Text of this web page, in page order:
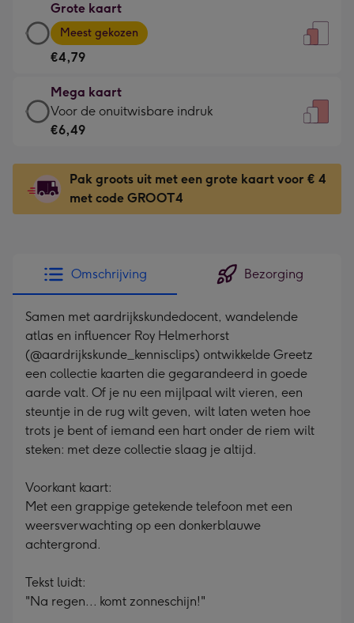
€3,49
-
Voor
kleine
gelukwens
-
120
x
160
mm
Grote kaart
Grote
kaart
-
€4,79
-
Meest
gekozen
Dimensions:
167
x
Meest gekozen
€4,79
Mega kaart
Mega
kaart
€6,49
-
Voor
-
Dimensions:
241
x
333
mm
Voor de onuitwisbare indruk
€6,49
Pak groots uit met een grote kaart voor € 4
met code GROOT4
Omschrijving Bezorging
Samen met aardrijkskundedocent, wandelende
atlas en influencer Roy Helmerhorst
(@aardrijkskunde_kennisclips) ontwikkelde Greetz
een collectie kaarten die gegarandeerd in goede
aarde valt. Of je nu een mijlpaal wilt vieren, een
steuntje in de rug wilt geven, wilt laten weten hoe
trots je bent of iemand een hart onder de riem wilt
steken: met deze collectie slaag je altijd.
Voorkant kaart:
Met een grappige getekende telefoon met een
weersverwachting op een donkerblauwe
achtergrond.
Tekst luidt:
"Na regen... komt zonneschijn!"